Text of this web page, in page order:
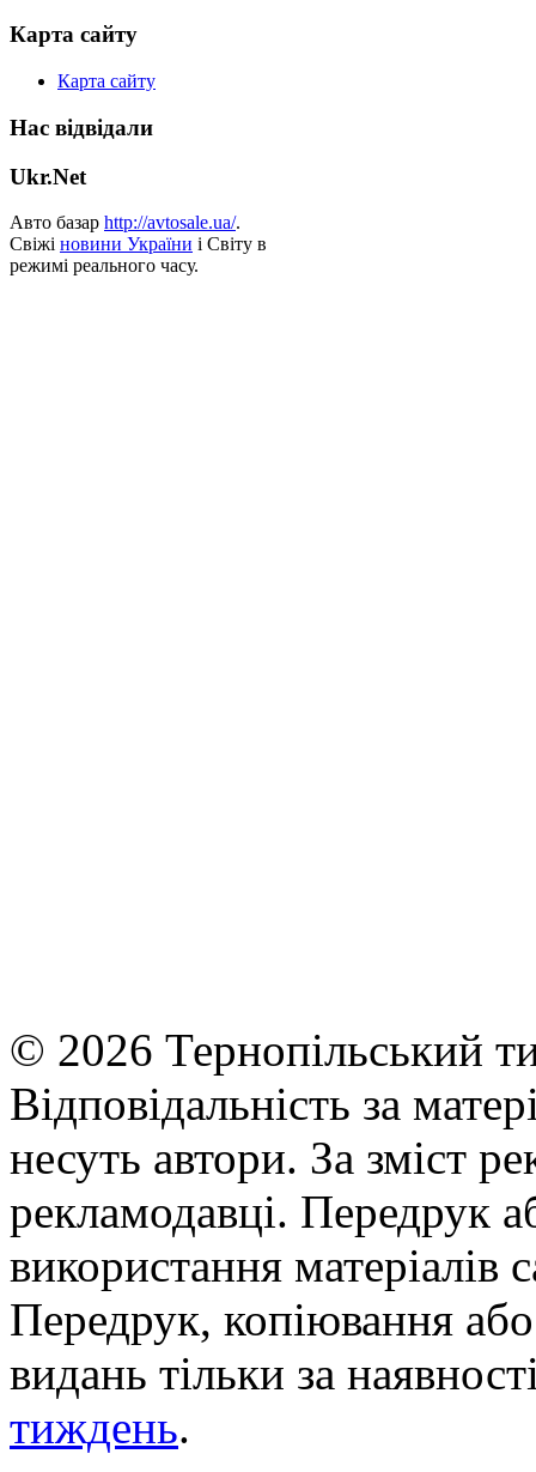
Карта сайту
Карта сайту
Нас відвідали
Ukr.Net
Авто базар http://avtosale.ua/.
Свіжі новини України і Світу в
режимі реального часу.
© 2026 Тернопільський
Відповідальність за
несуть автори. За зміст
рекламодавці. Передрук
використання матеріалів
Передрук, копіювання
видань тільки за
тиждень.